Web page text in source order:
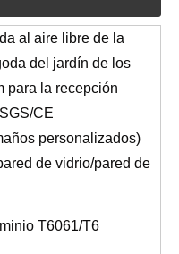
al aire libre de la
del jardín de los
para la recepción
CE
personalizados)
de vidrio/pared de
T6061/T6